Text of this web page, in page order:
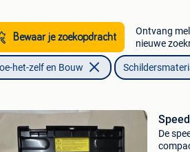
Bewaar je zoekopdracht
Ontvang
nieuwe
het-zelf en Bouw
De